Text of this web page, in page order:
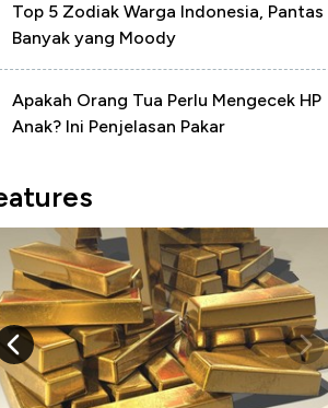
Top 5 Zodiak Warga Indonesia, Pantas
Banyak yang Moody
Apakah Orang Tua Perlu Mengecek HP
Anak? Ini Penjelasan Pakar